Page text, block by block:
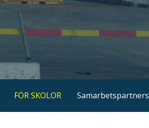
FÖR SKOLOR Samarbetspartners